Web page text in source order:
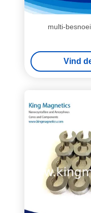
multi-
Vind